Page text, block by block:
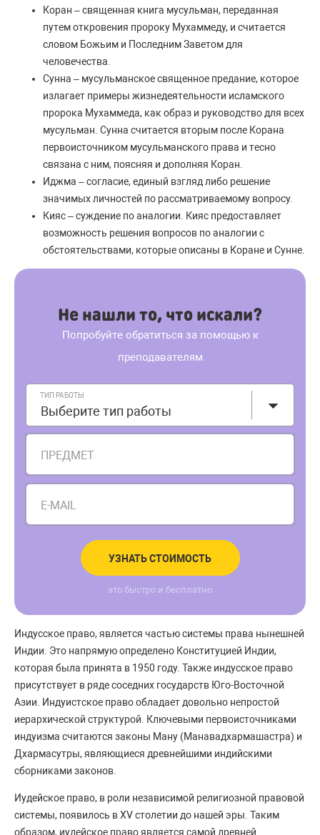
Коран – священная книга мусульман, переданная
путем откровения пророку Мухаммеду, и считается
словом Божьим и Последним Заветом для
человечества.
Сунна – мусульманское священное предание, которое
излагает примеры жизнедеятельности исламского
пророка Мухаммеда, как образ и руководство для всех
мусульман. Сунна считается вторым после Корана
первоисточником мусульманского права и тесно
связана с ним, поясняя и дополняя Коран.
Иджма – согласие, единый взгляд либо решение
значимых личностей по рассматриваемому вопросу.
Кияс – суждение по аналогии. Кияс предоставляет
возможность решения вопросов по аналогии с
обстоятельствами, которые описаны в Коране и Сунне.
Не нашли то, что искали?
Попробуйте обратиться за помощью к
преподавателям
ТИП РАБОТЫ
Выберите тип работы
ПРЕДМЕТ
E-MAIL
УЗНАТЬ СТОИМОСТЬ
это быстро и бесплатно
Индусское право, является частью системы права нынешней
Индии. Это напрямую определено Конституцией Индии,
которая была принята в 1950 году. Также индусское право
присутствует в ряде соседних государств Юго-Восточной
Азии. Индуистское право обладает довольно непростой
иерархической структурой. Ключевыми первоисточниками
индуизма считаются законы Ману (Манавадхармашастра) и
Дхармасутры, являющиеся древнейшими индийскими
сборниками законов.
Иудейское право, в роли независимой религиозной правовой
системы, появилось в XV столетии до нашей эры. Таким
образом, иудейское право является самой древней